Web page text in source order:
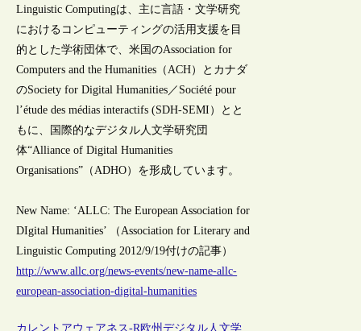
Linguistic Computingは、主に言語・文学研究
におけるコンピューティングの活用支援を目
的とした学術団体で、米国のAssociation for
Computers and the Humanities（ACH）とカナダ
のSociety for Digital Humanities／Société pour
l’étude des médias interactifs (SDH-SEMI）とと
もに、国際的なデジタル人文学研究団
体“Alliance of Digital Humanities
Organisations”（ADHO）を形成しています。
New Name: ‘ALLC: The European Association for
DIgital Humanities’ （Association for Literary and
Linguistic Computing 2012/9/19付けの記事）
http://www.allc.org/news-events/new-name-allc-
european-association-digital-humanities
カレントアウェアネス-R欧州デジタル人文学